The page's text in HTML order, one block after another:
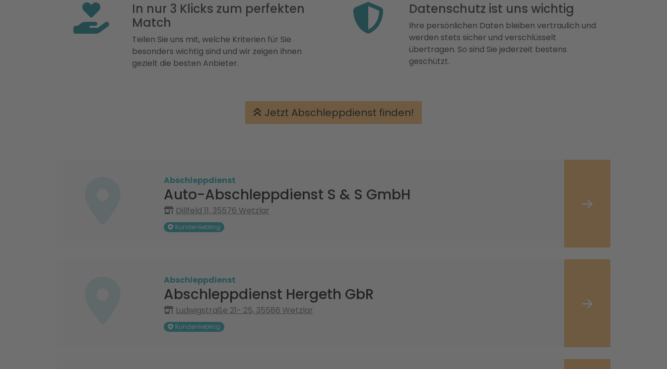
In nur 3 Klicks zum perfekten
Match
Teilen Sie uns mit, welche Kriterien für Sie
besonders wichtig sind und wir zeigen Ihnen
gezielt die besten Anbieter.
Datenschutz ist uns wichtig
Ihre persönlichen Daten bleiben vertraulich und
werden stets sicher und verschlüsselt
übertragen. So sind Sie jederzeit bestens
geschützt.
Jetzt Abschleppdienst finden!
Abschleppdienst
Auto-Abschleppdienst S & S GmbH
Dillfeld 11, 35576 Wetzlar
Kundenliebling
Abschleppdienst
Abschleppdienst Hergeth GbR
Ludwigstraße 21- 25, 35586 Wetzlar
Kundenliebling